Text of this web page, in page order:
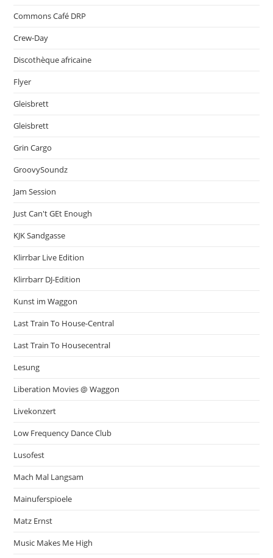
Commons Café DRP
Crew-Day
Discothèque africaine
Flyer
Gleisbrett
Gleisbrett
Grin Cargo
GroovySoundz
Jam Session
Just Can't GEt Enough
KJK Sandgasse
Klirrbar Live Edition
Klirrbarr DJ-Edition
Kunst im Waggon
Last Train To House-Central
Last Train To Housecentral
Lesung
Liberation Movies @ Waggon
Livekonzert
Low Frequency Dance Club
Lusofest
Mach Mal Langsam
Mainuferspioele
Matz Ernst
Music Makes Me High